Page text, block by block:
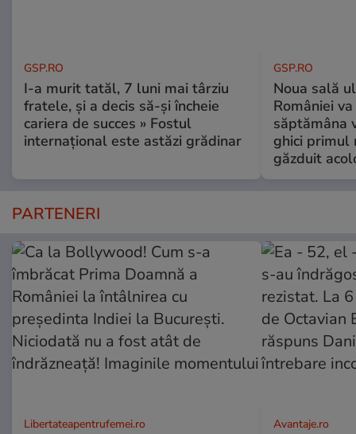
GSP.RO
I-a murit tatăl, 7 luni mai târziu
fratele, și a decis să-și încheie
cariera de succes » Fostul
internațional este astăzi grădinar
GSP.RO
Noua sală
României
săptămâna
ghici primul
găzduit
PARTENERI
Libertateapentrufemei.ro Avantaje.ro